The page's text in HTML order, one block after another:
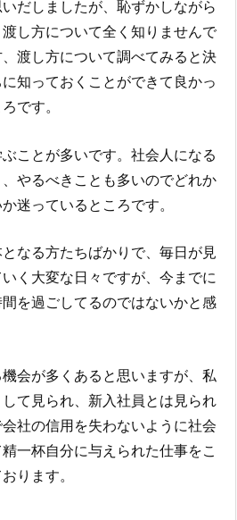
だしましたが、 恥ずかしながら
し方について全く知りませんで
渡し方について調べてみると決
知っておくことができて良かっ
です。
ことが多いです。社会人になる
やるべきことも多いのでどれか
迷っているところです。
なる方たちばかりで、毎日が見
く大変な日々ですが、今までに
を過ごしてるのではないかと感
会が多くあると思いますが、 私
て見られ、新入社員とは見られ
社の信用を失わないように社会
精一杯自分に与えられた仕事をこ
ります。